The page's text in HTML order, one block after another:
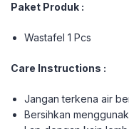
Paket Produk :
Wastafel 1 Pcs
Care Instructions :
Jangan terkena air
Bersihkan